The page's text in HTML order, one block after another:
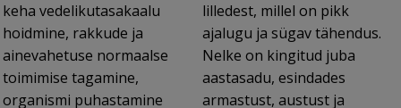
keha vedelikutasakaalu
hoidmine, rakkude ja
ainevahetuse normaalse
toimimise tagamine,
organismi puhastamine
lilledest, millel on pikk
ajalugu ja sügav tähendus.
Nelke on kingitud juba
aastasadu, esindades
armastust, austust ja